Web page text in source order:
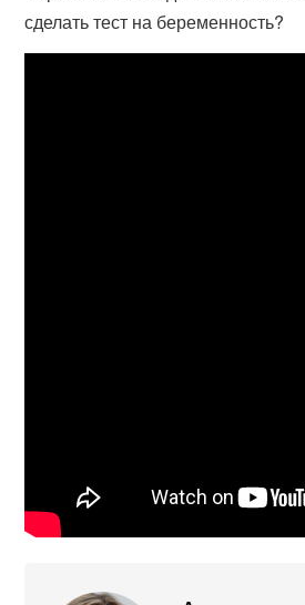
сделать тест на беременность?